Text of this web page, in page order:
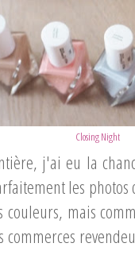
Closing Night
j'ai eu la
les photos
couleurs, mais